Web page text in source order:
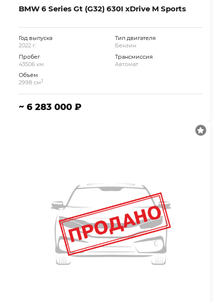
BMW 6 Series Gt (G32) 630I xDrive M Sports
Год выпуска
2022 г.
Пробег
43506 км.
Объём
2998 см3
Тип двигателя
Бензин
Трансмиссия
Автомат
~ 6 283 000 ₽